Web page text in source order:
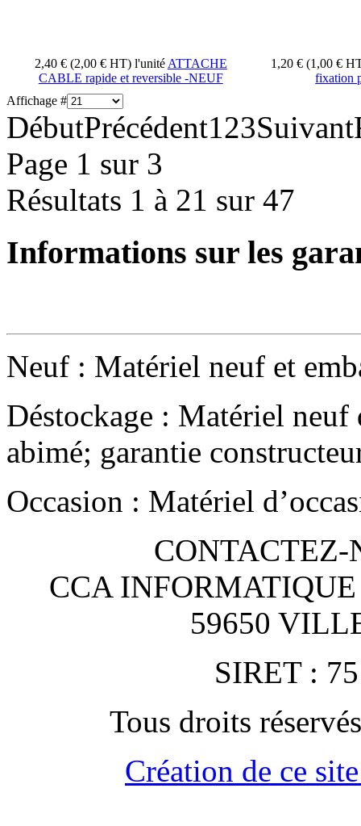
2,40 € (2,00 € HT) l'unité ATTACHE
CABLE rapide et reversible -NEUF
1,20 € (1,00 €
fixation
Affichage #
DébutPrécédent123Suivant
Page 1 sur 3
Résultats 1 à 21 sur 47
Informations sur les
Neuf : Matériel neuf et
Déstockage : Matériel neuf
abimé; garantie
Occasion : Matériel
CONTACTEZ-
CCA
59650
SIRET :
Tous droits
Création de ce